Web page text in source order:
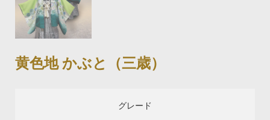
黄色地 かぶと（三歳）
グレード